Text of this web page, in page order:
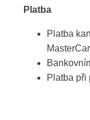
Platba
Platba
Platba při